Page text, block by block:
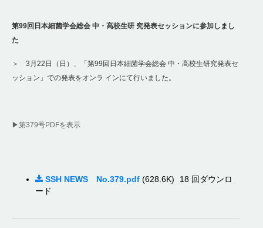
第99回日本細菌学会総会 中・高校生研 究発表セッションに参加しまし
た
＞ 3月22日（日）、「第99回日本細菌学会総会 中・高校生研究発表セ
ッション」での発表をオンラ インにて行いました。
▶第379号PDFを表示
SSH NEWS No.379.pdf (628.6K)
18 回ダウンロ
ード